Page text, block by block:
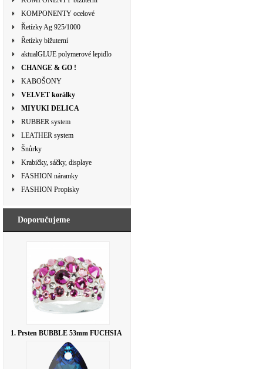
KOMPONENTY ocelové
Řetízky Ag 925/1000
Řetízky bižuterní
aktualGLUE polymerové lepidlo
CHANGE & GO !
KABOŠONY
VELVET korálky
MIYUKI DELICA
RUBBER system
LEATHER system
Šnůrky
Krabičky, sáčky, displaye
FASHION náramky
FASHION Propisky
Doporučujeme
1. Prsten BUBBLE 53mm FUCHSIA